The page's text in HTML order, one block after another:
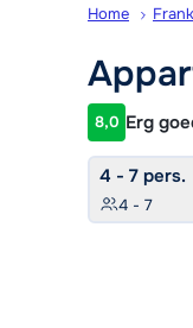
Home
8,0 Erg
4 - 7 pers.
4 - 7